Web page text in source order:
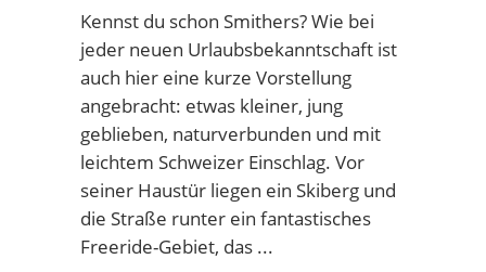
Kennst du schon Smithers? Wie bei
jeder neuen Urlaubsbekanntschaft ist
auch hier eine kurze Vorstellung
angebracht: etwas kleiner, jung
geblieben, naturverbunden und mit
leichtem Schweizer Einschlag. Vor
seiner Haustür liegen ein Skiberg und
die Straße runter ein fantastisches
Freeride-Gebiet, das